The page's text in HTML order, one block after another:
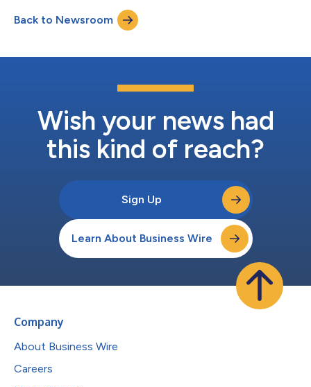
強健不減。 阿拉伯聯合大公國工業與先進技術部長、扎耶德永續
發...
年，總獎金達720萬美元。該獎項誠邀中小企業、非營利組織和高
中提交與健康、食品、能源、水、氣候行動和全球高中六大類別相
關的創新解決方案。 在2027年度申請啟動之際，阿拉伯聯合大公
Al Jaber博士閣下表示： 「扎耶德永續發展獎秉承Sheikh Zayed的
的解決方案的承諾。從以社群為主導的方法到人工智慧等前沿技
術，獎項倡導各種形式的創新，皆旨在支援那些能夠改善人們生活
Back to Newsroom
Wish your news had
this kind of reach?
Sign Up
Learn About Business Wire
Company
About Business Wire
Careers